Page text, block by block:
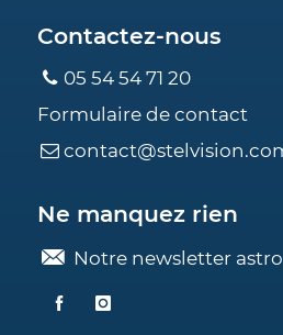
Contactez-nous
05 54 54 71 20
Formulaire de contact
Ne manquez rien
Notre newsletter astro